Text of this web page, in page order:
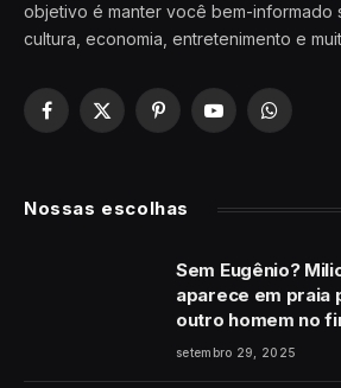
objetivo é manter você bem-informado
cultura, economia, entretenimento e
Facebook
X
PinterestYouTubeWhatsApp
Nossas escolhas
Sem Eugênio?
aparece em praia
outro homem no
setembro 29, 2025